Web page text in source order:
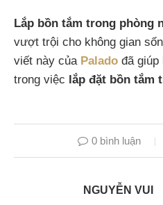
Lắp bồn tắm trong phòng
vượt trội cho không gian
viết này của Palado đã giúp
trong việc lắp đặt bồn tắm
0 bình luận
NGUYỄN VUI